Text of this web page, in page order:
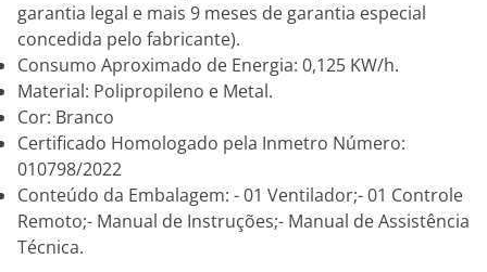
garantia legal e mais 9 meses de garantia especial
concedida pelo fabricante).
Consumo Aproximado de Energia: 0,125 KW/h.
Material: Polipropileno e Metal.
Cor: Branco
Certificado Homologado pela Inmetro Número:
010798/2022
Conteúdo da Embalagem: - 01 Ventilador;- 01 Controle
Remoto;- Manual de Instruções;- Manual de Assistência
Técnica.